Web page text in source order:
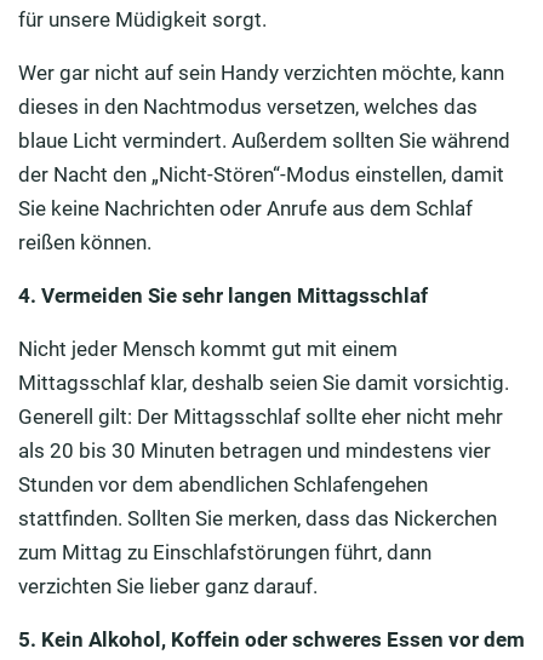
für unsere Müdigkeit sorgt.
Wer gar nicht auf sein Handy verzichten möchte, kann
dieses in den Nachtmodus versetzen, welches das
blaue Licht vermindert. Außerdem sollten Sie während
der Nacht den „Nicht-Stören“-Modus einstellen, damit
Sie keine Nachrichten oder Anrufe aus dem Schlaf
reißen können.
4. Vermeiden Sie sehr langen Mittagsschlaf
Nicht jeder Mensch kommt gut mit einem
Mittagsschlaf klar, deshalb seien Sie damit vorsichtig.
Generell gilt: Der Mittagsschlaf sollte eher nicht mehr
als 20 bis 30 Minuten betragen und mindestens vier
Stunden vor dem abendlichen Schlafengehen
stattfinden. Sollten Sie merken, dass das Nickerchen
zum Mittag zu Einschlafstörungen führt, dann
verzichten Sie lieber ganz darauf.
5. Kein Alkohol, Koffein oder schweres Essen vor dem